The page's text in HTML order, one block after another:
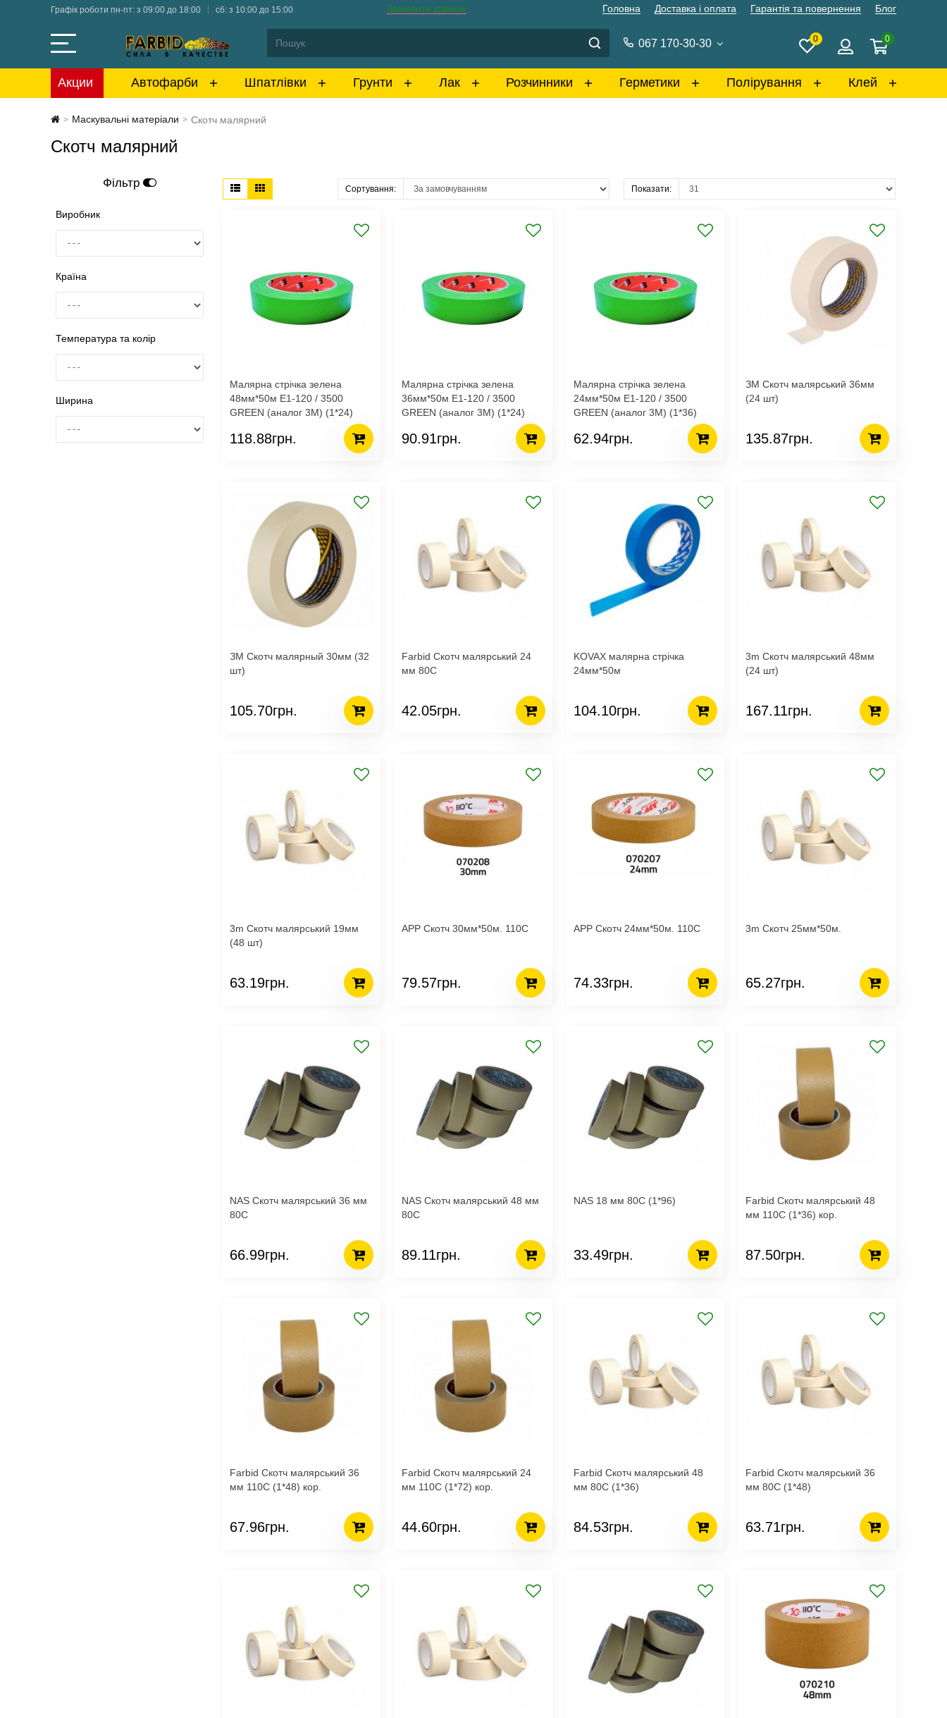
Графік роботи пн-пт: з 09:00 до 18:00 сб: з 10:00 до 15:00 Замовити дзвінок Головна Доставка і оплата Гарантія та повернення Блог
067 170-30-30 0 0
Акции Автофарби Шпатлівки Грунти Лак Розчинники Герметики Полірування Клей
> Маскувальні матеріали > Скотч малярний
Скотч малярний
Фільтр
Виробник
Країна
Температура та колір
Ширина
Сортування: Показати:
Малярна стрічка зелена
48мм*50м E1-120 / 3500
GREEN (аналог 3М) (1*24)
118.88грн.
Малярна стрічка зелена
36мм*50м E1-120 / 3500
GREEN (аналог 3М) (1*24)
90.91грн.
Малярна стрічка зелена
24мм*50м E1-120 / 3500
GREEN (аналог 3М) (1*36)
62.94грн.
ЗМ Скотч малярський 36мм
(24 шт)
135.87грн.
ЗМ Скотч малярный 30мм (32
шт)
105.70грн.
Farbid Скотч малярський 24
мм 80С
42.05грн.
KOVAX малярна стрічка
24мм*50м
104.10грн.
3m Скотч малярський 48мм
(24 шт)
167.11грн.
3m Скотч малярський 19мм
(48 шт)
63.19грн.
APP Скотч 30мм*50м. 110С
79.57грн.
APP Скотч 24мм*50м. 110С
74.33грн.
3m Скотч 25мм*50м.
65.27грн.
NAS Скотч малярський 36 мм
80С
66.99грн.
NAS Скотч малярський 48 мм
80С
89.11грн.
NAS 18 мм 80С (1*96)
33.49грн.
Farbid Скотч малярський 48
мм 110С (1*36) кор.
87.50грн.
Farbid Скотч малярський 36
мм 110С (1*48) кор.
67.96грн.
Farbid Скотч малярський 24
мм 110С (1*72) кор.
44.60грн.
Farbid Скотч малярський 48
мм 80С (1*36)
84.53грн.
Farbid Скотч малярський 36
мм 80С (1*48)
63.71грн.